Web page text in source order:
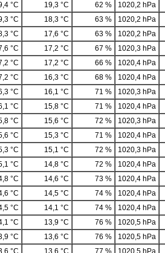
°C 19,3 °C 62 %
1020,2 hPa
°C 18,3 °C 63 %
1020,2 hPa
°C 17,6 °C 63 %
1020,2 hPa
°C 17,2 °C 67 %
1020,3 hPa
°C 17,2 °C 66 %
1020,4 hPa
°C 16,3 °C 68 %
1020,4 hPa
°C 16,1 °C 71 %
1020,3 hPa
°C 15,8 °C 71 %
1020,4 hPa
°C 15,6 °C 72 %
1020,3 hPa
°C 15,3 °C 71 %
1020,4 hPa
°C 15,1 °C 72 %
1020,3 hPa
°C 14,8 °C 72 %
1020,4 hPa
°C 14,6 °C 73 %
1020,4 hPa
°C 14,5 °C 74 %
1020,4 hPa
°C 14,1 °C 74 %
1020,4 hPa
°C 13,9 °C 76 %
1020,5 hPa
°C 13,6 °C 76 %
1020,5 hPa
°C 13,6 °C 77 % 1020,5 hPa